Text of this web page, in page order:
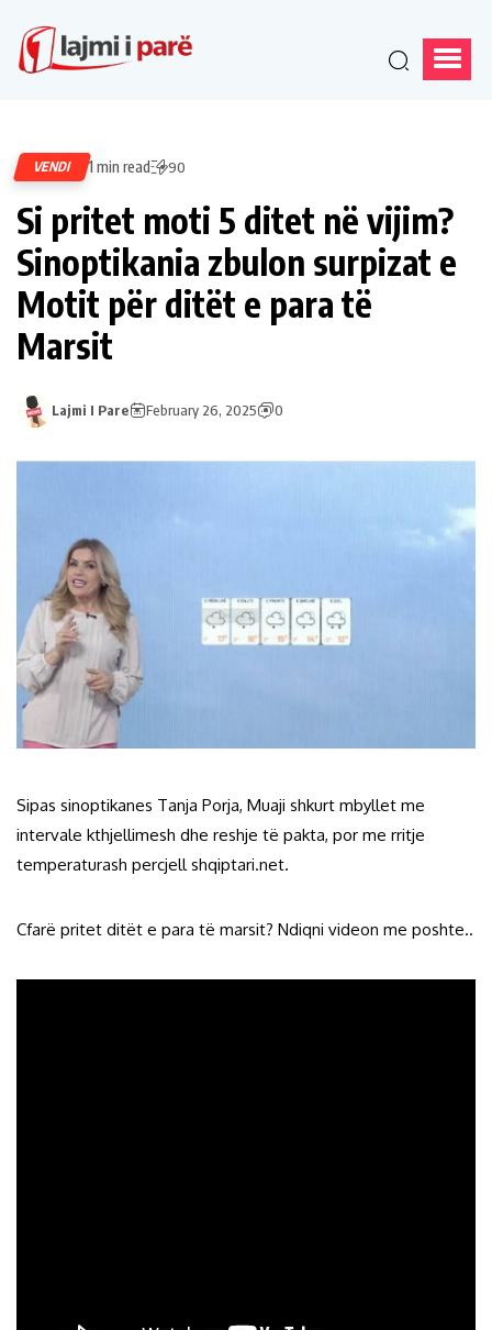
VENDI 1 min read 90
Si pritet moti 5 ditet në vijim?
Sinoptikania zbulon surpizat e
Motit për ditët e para të
Marsit
Lajmi I Pare February 26, 2025 0
Sipas sinoptikanes Tanja Porja, Muaji shkurt mbyllet me
intervale kthjellimesh dhe reshje të pakta, por me rritje
temperaturash percjell shqiptari.net.
Cfarë pritet ditët e para të marsit? Ndiqni videon me poshte..